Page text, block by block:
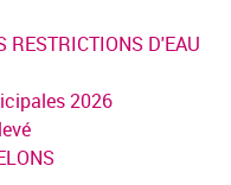
RESTRICTIONS D'EAU
2026